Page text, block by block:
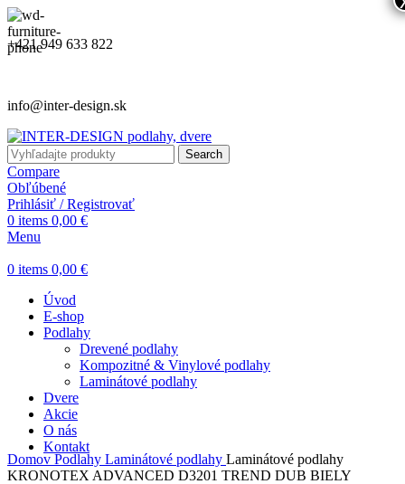
+421 949 633 822
info@inter-design.sk
Search
Compare
Obľúbené
Prihlásiť / Registrovať
0 items 0,00 €
Menu
0 items 0,00 €
Úvod
E-shop
Podlahy
Drevené podlahy
Kompozitné & Vinylové podlahy
Laminátové podlahy
Dvere
Akcie
O nás
Kontakt
Domov Podlahy Laminátové podlahy Laminátové podlahy
KRONOTEX ADVANCED D3201 TREND DUB BIELY